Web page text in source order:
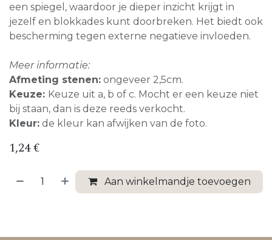
een spiegel, waardoor je dieper inzicht krijgt in
jezelf en blokkades kunt doorbreken. Het biedt ook
bescherming tegen externe negatieve invloeden.
Meer informatie:
Afmeting stenen: ongeveer 2,5cm.
Keuze: Keuze uit a, b of c. Mocht er een keuze niet
bij staan, dan is deze reeds verkocht.
Kleur: de kleur kan afwijken van de foto.
1,24€
Aan winkelmandje toevoegen